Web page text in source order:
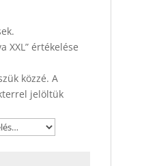
XXL” értékelése
közzé. A
jelöltük